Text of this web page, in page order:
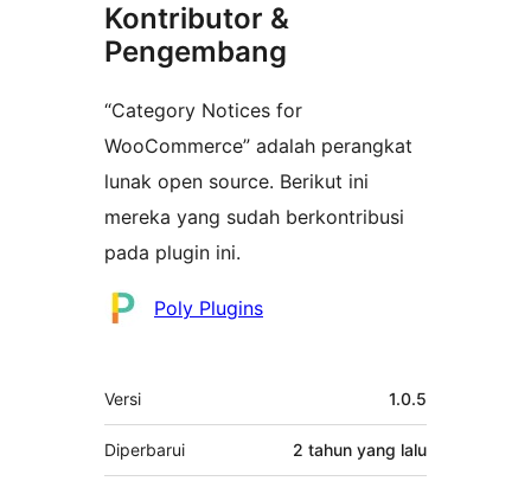
Kontributor &
Pengembang
“Category Notices for
WooCommerce” adalah perangkat
lunak open source. Berikut ini
mereka yang sudah berkontribusi
pada plugin ini.
KontributorPoly Plugins
Meta
Versi 1.0.5
Diperbarui 2 tahun yang lalu